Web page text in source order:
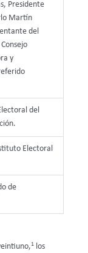
Presidente
Martín
del
y
del
Electoral
de
1los